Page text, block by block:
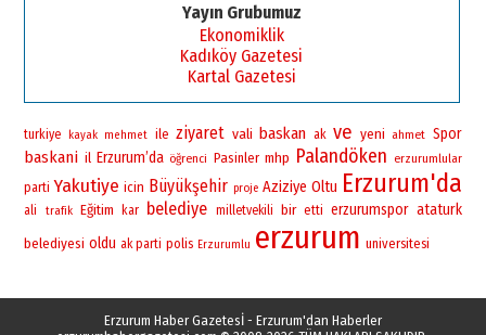
Yayın Grubumuz
Ekonomiklik
Kadıköy Gazetesi
Kartal Gazetesi
turkiye kayak mehmet ile ziyaret vali baskan ak ve yeni ahmet Spor
baskani il Erzurum’da öğrenci Pasinler mhp Palandöken erzurumlular
parti Yakutiye icin Büyükşehir proje Aziziye Oltu Erzurum'da
ali trafik Eğitim kar belediye milletvekili bir etti erzurumspor ataturk
belediyesi oldu ak parti polis Erzurumlu erzurum universitesi
Erzurum Haber Gazetesİ - Erzurum'dan Haberler